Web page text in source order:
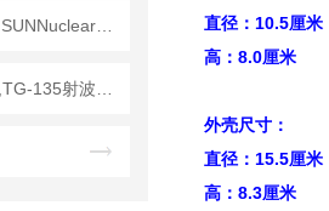
直径：10.5厘米
高：8.0厘米
外壳尺寸：
直径：15.5厘米
高：8.3厘米